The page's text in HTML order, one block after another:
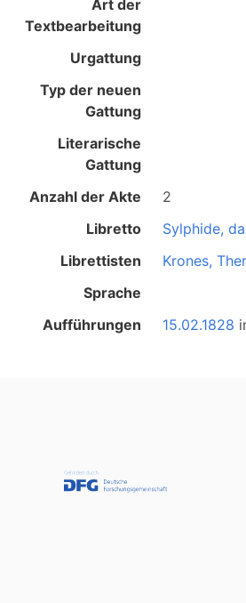
Art der
Textbearbeitung
Urgattung
Typ der neuen
Gattung
Literarische
Gattung
Anzahl der Akte
2
Libretto
Sylphide,
Librettisten
Krones,
Sprache
Aufführungen
15.02.1828